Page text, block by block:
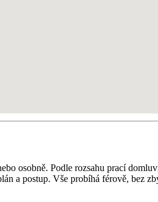
osobně. Podle rozsahu prací
a postup. Vše probíhá férově, bez